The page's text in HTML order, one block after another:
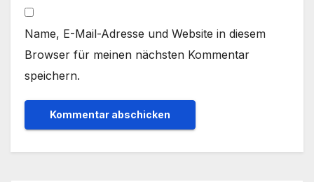
Name, E-Mail-Adresse und Website in diesem
Browser für meinen nächsten Kommentar
speichern.